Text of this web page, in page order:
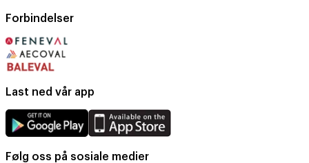
Forbindelser
Last ned vår app
Følg oss på sosiale medier